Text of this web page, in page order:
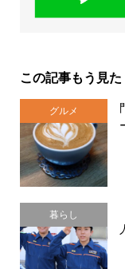
この記事もう見た
グルメ
暮らし